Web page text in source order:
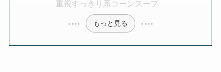
重視すっきり系コーンスープ
もっと見る